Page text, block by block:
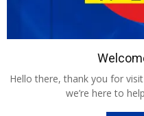
Hello there, thank you for
we’re here to